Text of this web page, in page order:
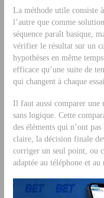
La méthode utile consiste
l’autre que comme
séquence paraît basique,
vérifier le résultat sur un
hypothèses en même
efficace qu’une suite de
qui changent à chaque
Il faut aussi comparer une
sans logique. Cette
des éléments qui n’ont
claire, la décision finale
corriger un seul point, ou
adaptée au téléphone et au